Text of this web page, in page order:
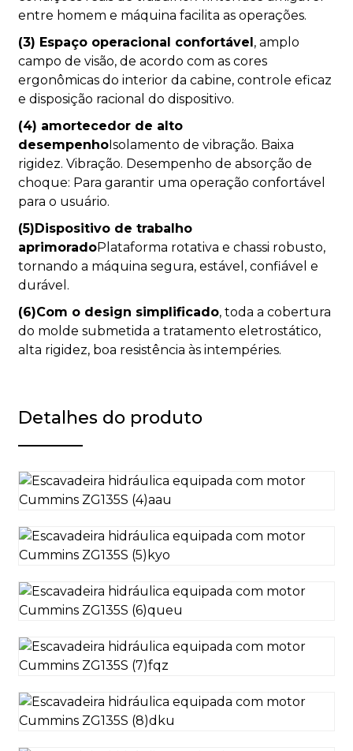
entre homem e máquina facilita as operações.
(3) Espaço operacional confortável, amplo
campo de visão, de acordo com as cores
ergonômicas do interior da cabine, controle eficaz
e disposição racional do dispositivo.
(4) amortecedor de alto
desempenhoIsolamento de vibração. Baixa
rigidez. Vibração. Desempenho de absorção de
choque: Para garantir uma operação confortável
para o usuário.
(5)Dispositivo de trabalho
aprimoradoPlataforma rotativa e chassi robusto,
tornando a máquina segura, estável, confiável e
durável.
(6)Com o design simplificado, toda a cobertura
do molde submetida a tratamento eletrostático,
alta rigidez, boa resistência às intempéries.
Detalhes do produto